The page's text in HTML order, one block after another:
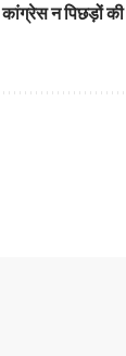
कांग्रेस न पिछड़ों की